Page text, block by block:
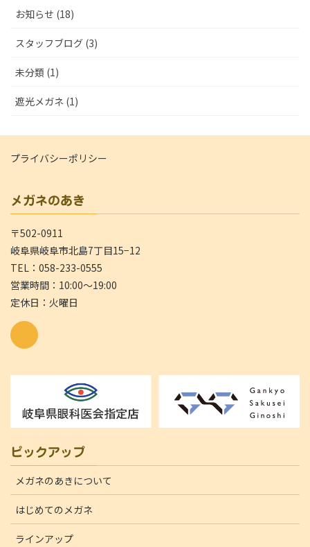
お知らせ (18)
スタッフブログ (3)
未分類 (1)
遮光メガネ (1)
プライバシーポリシー
メガネのあき
〒502-0911
岐阜県岐阜市北島7丁目15−12
TEL：058-233-0555
営業時間：10:00～19:00
定休日：火曜日
ピックアップ
メガネのあきについて
はじめてのメガネ
ラインアップ